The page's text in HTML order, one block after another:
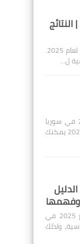
نتائج التاسع في سوريا 2025 | النتائج
مرحبًا بكم في موقعنا الخاص بنتائج التاسع في سوريا لعام 2025.
ل…
رابط الحصول على نتائج التاسع 2025 في سوريا
النتائج الامتحانية لشهادة التعليم الأساسي في سوريا 2025 يمكنك
الدليل
وفهمها
مرحباً بكم في دليلنا الشامل حول نتائج الصف التاسع 2025 في
ولذلك